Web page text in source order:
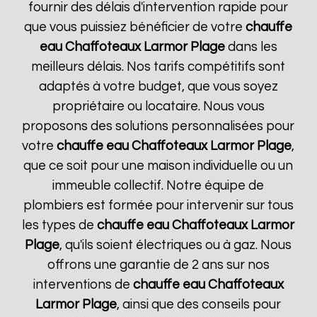
fournir des délais d'intervention rapide pour
que vous puissiez bénéficier de votrechauffe
eau Chaffoteaux Larmor Plagedans les
meilleurs délais. Nos tarifs compétitifs sont
adaptés à votre budget, que vous soyez
propriétaire ou locataire. Nous vous
proposons des solutions personnalisées pour
votrechauffe eau Chaffoteaux Larmor Plage,
que ce soit pour une maison individuelle ou un
immeuble collectif. Notre équipe de
plombiers est formée pour intervenir sur tous
les types dechauffe eau Chaffoteaux Larmor
Plage, qu'ils soient électriques ou à gaz. Nous
offrons une garantie de 2 ans sur nos
interventions de chauffe eau Chaffoteaux
Larmor Plage, ainsi que des conseils pour